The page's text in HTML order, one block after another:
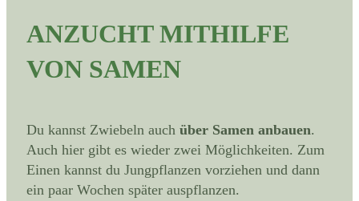
ANZUCHT MITHILFE
VON SAMEN
Du kannst Zwiebeln auch über Samen anbauen.
Auch hier gibt es wieder zwei Möglichkeiten. Zum
Einen kannst du Jungpflanzen vorziehen und dann
ein paar Wochen später auspflanzen.